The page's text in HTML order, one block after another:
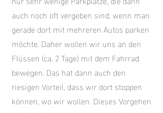
auch noch oft vergeben sind, wenn man
gerade dort mit mehreren Autos parken
möchte. Daher wollen wir uns an den
Flüssen (ca. 2 Tage) mit dem Fahrrad
bewegen. Das hat dann auch den
riesigen Vorteil, dass wir dort stoppen
können, wo wir wollen. Dieses Vorgehen